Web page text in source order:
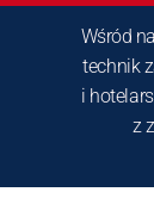
Wśród
technik
i
z